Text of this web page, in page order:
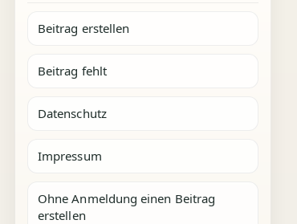
Beitrag erstellen
Beitrag fehlt
Datenschutz
Impressum
Ohne Anmeldung einen Beitrag
erstellen